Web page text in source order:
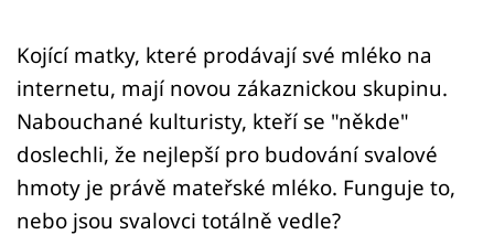
Sledujte nás
Kojící matky, které prodávají své mléko na
internetu, mají novou zákaznickou skupinu.
Nabouchané kulturisty, kteří se "někde"
doslechli, že nejlepší pro budování svalové
hmoty je právě mateřské mléko. Funguje to,
nebo jsou svalovci totálně vedle?